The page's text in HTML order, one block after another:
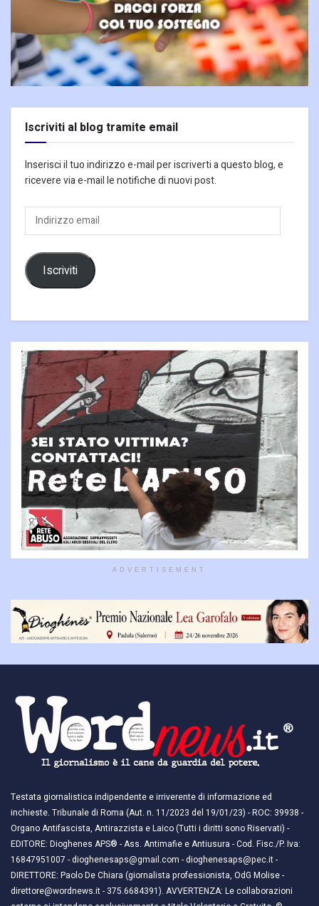
Iscriviti al blog tramite email
Inserisci il tuo indirizzo e-mail per iscriverti a questo blog, e
ricevere via e-mail le notifiche di nuovi post.
Indirizzo
email
Iscriviti
ADVERTISEMENT
Testata giornalistica indipendente e irriverente di informazione ed
inchieste. Tribunale di Roma (Aut. n. 11/2023 del 19/01/23) - ROC: 39938 -
Organo Antifascista, Antirazzista e Laico (Tutti i diritti sono Riservati) -
EDITORE: Dioghenes APS® - Ass. Antimafie e Antiusura - Cod. Fisc./P. Iva:
16847951007 - dioghenesaps@gmail.com - dioghenesaps@pec.it - ​​
DIRETTORE: Paolo De Chiara (giornalista professionista, OdG Molise -
direttore@wordnews.it - ​​375.6684391). AVVERTENZA: Le collaborazioni